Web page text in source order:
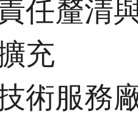
任釐清
充
服務廠